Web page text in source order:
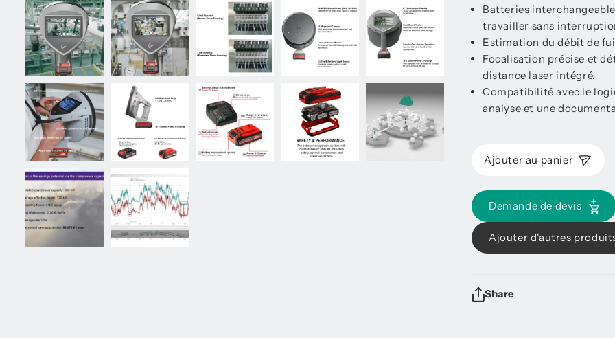
Batteries
travailler sans
Estimation du débit de
Focalisation précise et
distance laser intégré.
Compatibilité avec le
analyse et une
Ajouter au panier
Demande de devis
Ajouter d'autres
Share